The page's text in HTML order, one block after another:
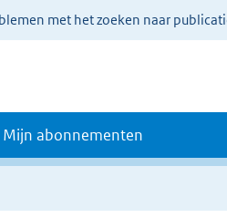
met het zoeken naar
Mijn abonnementen